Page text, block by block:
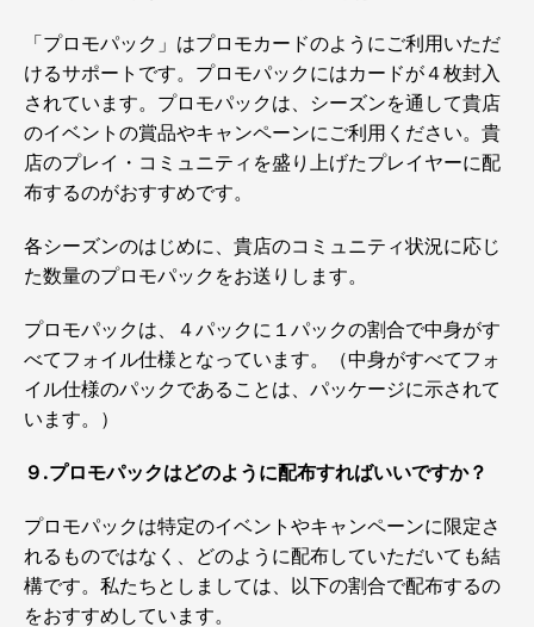
「プロモパック」はプロモカードのようにご利用いただ
けるサポートです。プロモパックにはカードが４枚封入
されています。プロモパックは、シーズンを通して貴店
のイベントの賞品やキャンペーンにご利用ください。貴
店のプレイ・コミュニティを盛り上げたプレイヤーに配
布するのがおすすめです。
各シーズンのはじめに、貴店のコミュニティ状況に応じ
た数量のプロモパックをお送りします。
プロモパックは、４パックに１パックの割合で中身がす
べてフォイル仕様となっています。（中身がすべてフォ
イル仕様のパックであることは、パッケージに示されて
います。）
９.プロモパックはどのように配布すればいいですか？
プロモパックは特定のイベントやキャンペーンに限定さ
れるものではなく、どのように配布していただいても結
構です。私たちとしましては、以下の割合で配布するの
をおすすめしています。